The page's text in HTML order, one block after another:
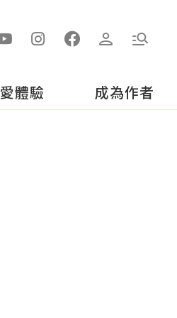
愛體驗 成為作者